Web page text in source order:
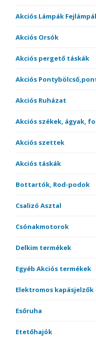
Akciós Lámpák
Akciós Orsók
Akciós pergető táskák
Akciós
Akciós Ruházat
Akciós székek, ágyak,
Akciós szettek
Akciós táskák
Bottartók, Rod-podok
Csalizó Asztal
Csónakmotorok
Delkim termékek
Egyéb Akciós termékek
Elektromos kapásjelzők
Esőruha
Etetőhajók